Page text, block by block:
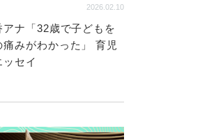
2026.02.10
ナ「32歳で子どもを
みがわかった」 育児
セイ